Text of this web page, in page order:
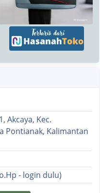
Akcaya, Kec.
Pontianak, Kalimantan
- login dulu)